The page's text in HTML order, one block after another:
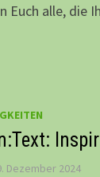
Euch alle, die
Dezember 2024